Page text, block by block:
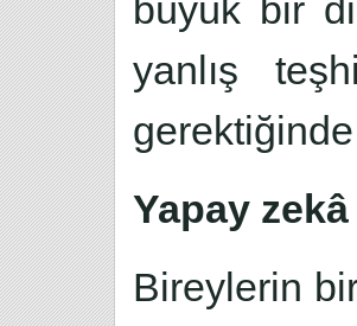
büyük bir
yanlış
Yapay
Bireylerin